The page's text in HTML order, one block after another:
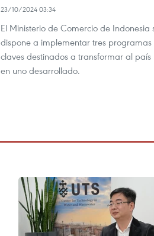
23/10/2024 03:34
El Ministerio de Comercio de Indonesia
dispone a implementar tres programas
claves destinados a transformar al país
en uno desarrollado.